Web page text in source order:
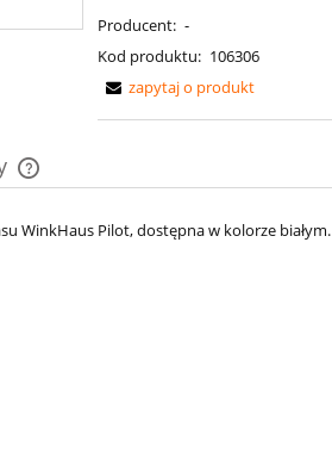
Producent: -
Kod produktu: 106306
zapytaj o produkt
Cena nie zawiera ewentualnych kosztów
WinkHaus Pilot, dostępna w kolorze białym.